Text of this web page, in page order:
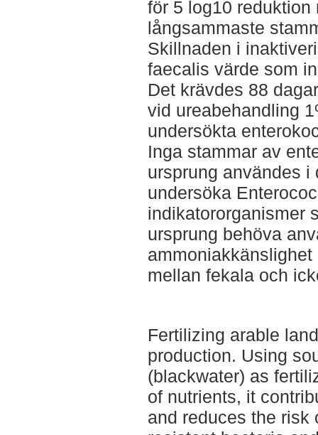
för 5 log10
långsammaste
Skillnaden i
faecalis värde som
Det krävdes 88
vid ureabehandling
undersökta
Inga stammar av
ursprung användes i
undersöka
indikatororganismer
ursprung behöva
mellan fekala och
Fertilizing arable
production. Using
(blackwater) as
of nutrients, it
and reduces the risk